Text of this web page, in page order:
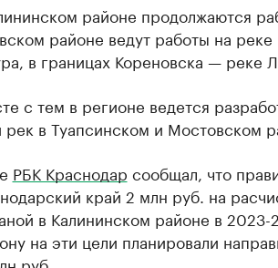
районе продолжаются
районе ведут работы на
в границах Кореновска — реке
с тем в регионе ведется
в Туапсинском и Мостовском
РБК Краснодар сообщал, что
край 2 млн руб. на
в Калининском районе в
на эти цели планировали